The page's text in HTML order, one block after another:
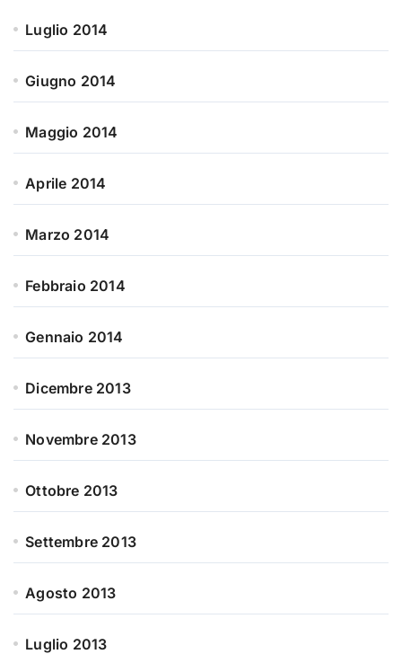
Luglio 2014
Giugno 2014
Maggio 2014
Aprile 2014
Marzo 2014
Febbraio 2014
Gennaio 2014
Dicembre 2013
Novembre 2013
Ottobre 2013
Settembre 2013
Agosto 2013
Luglio 2013